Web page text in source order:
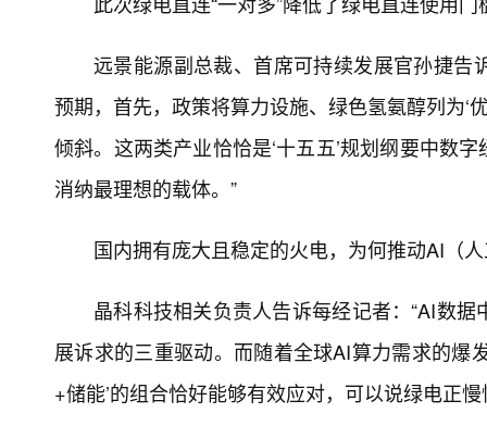
远景能源副总裁、首席可持续发展官孙捷告
预期，首先，政策将算力设施、绿色氢氨醇列为‘
倾斜。这两类产业恰恰是‘十五五’规划纲要中数
消纳最理想的载体。”
国内拥有庞大且稳定的火电，为何推动AI（
晶科科技相关负责人告诉每经记者：“AI数
展诉求的三重驱动。而随着全球AI算力需求的爆
+储能’的组合恰好能够有效应对，可以说绿电正